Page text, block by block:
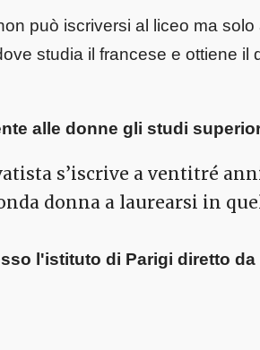
può iscriversi al liceo ma
studia il francese e ottiene il
alle donne gli studi
s’iscrive a ventitré
donna a laurearsi in
l'istituto di Parigi diretto da